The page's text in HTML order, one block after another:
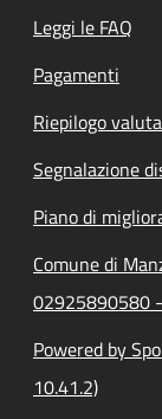
Leggi le FAQ
Pagamenti
Riepilogo
Segnalazione
Piano di
Comune di
02925890580
Powered by
10.41.2)